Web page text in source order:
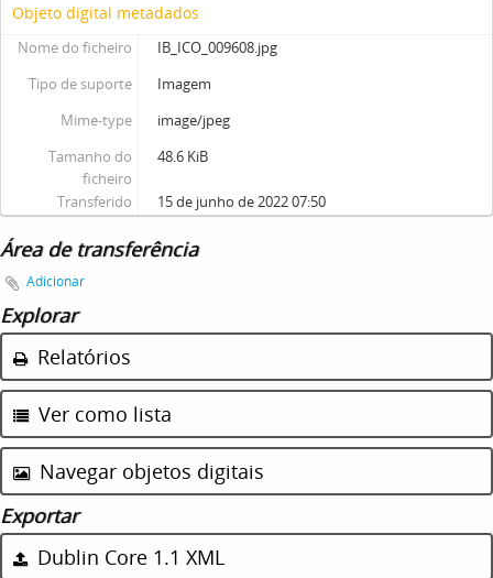
Objeto digital metadados
Nome do ficheiro
IB_ICO_009608.jpg
Tipo de suporte
Imagem
Mime-type
image/jpeg
Tamanho do
ficheiro
48.6 KiB
Transferido 15 de junho de 2022 07:50
Área de transferência
Adicionar
Explorar
Relatórios
Ver como lista
Navegar objetos digitais
Exportar
Dublin Core 1.1 XML